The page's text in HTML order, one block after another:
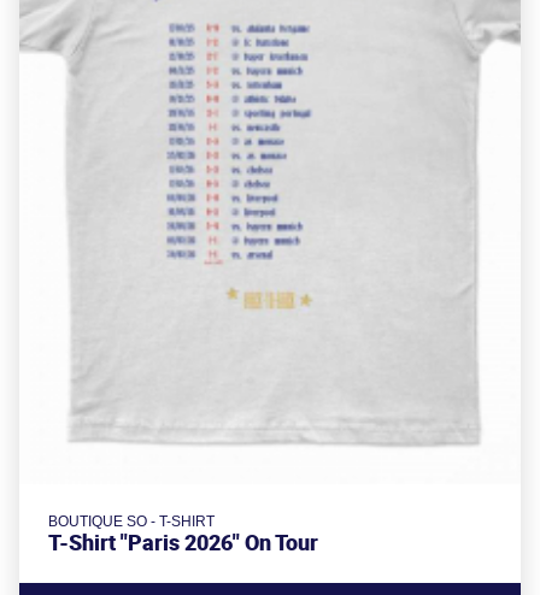
BOUTIQUE SO - T-SHIRT
T-Shirt "Paris 2026" On Tour